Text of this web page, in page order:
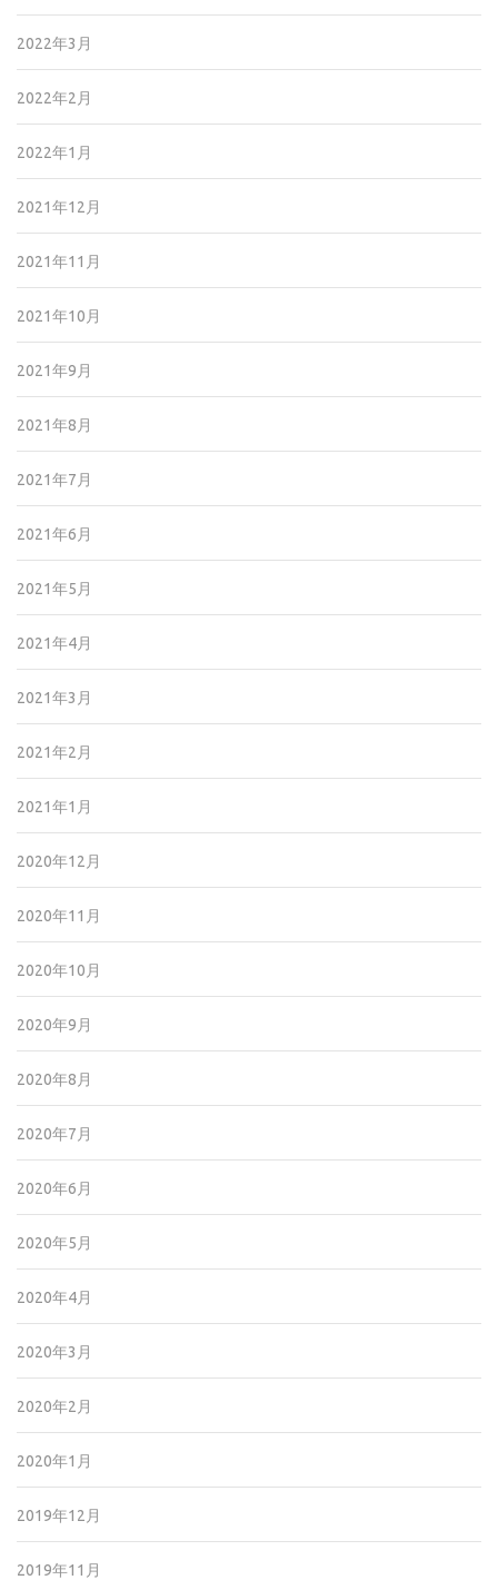
2022年3月
2022年2月
2022年1月
2021年12月
2021年11月
2021年10月
2021年9月
2021年8月
2021年7月
2021年6月
2021年5月
2021年4月
2021年3月
2021年2月
2021年1月
2020年12月
2020年11月
2020年10月
2020年9月
2020年8月
2020年7月
2020年6月
2020年5月
2020年4月
2020年3月
2020年2月
2020年1月
2019年12月
2019年11月